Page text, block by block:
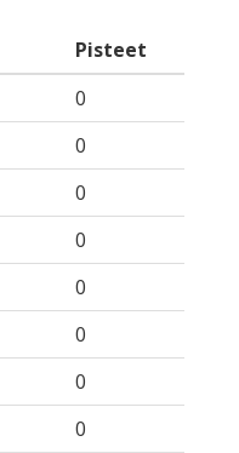
Pisteet
0
0
0
0
0
0
0
0